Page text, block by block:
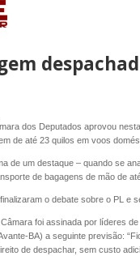
dos Deputados aprovou
de até 23 quilos em voos
de um destaque – quando se
de bagagens de mão de
o debate sobre o PL e
foi assinada por líderes
BA) a seguinte previsão:
de despachar, sem custo